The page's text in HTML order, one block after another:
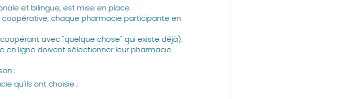
et bilingue, est mise en place.
chaque pharmacie participante en
avec "quelque chose" qui existe déjà).
en ligne doivent sélectionner leur pharmacie
:
qu'ils ont choisie ;